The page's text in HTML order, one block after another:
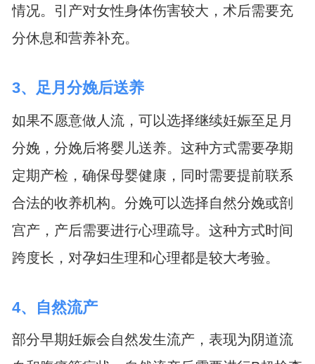
情况。引产对女性身体伤害较大，术后需要充
分休息和营养补充。
3、足月分娩后送养
如果不愿意做人流，可以选择继续妊娠至足月
分娩，分娩后将婴儿送养。这种方式需要孕期
定期产检，确保母婴健康，同时需要提前联系
合法的收养机构。分娩可以选择自然分娩或剖
宫产，产后需要进行心理疏导。这种方式时间
跨度长，对孕妇生理和心理都是较大考验。
4、自然流产
部分早期妊娠会自然发生流产，表现为阴道流